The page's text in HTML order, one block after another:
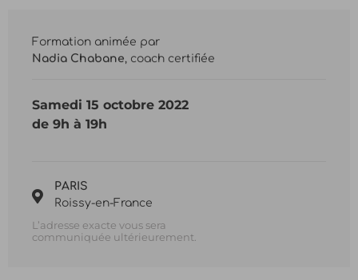
Formation animée par
Nadia Chabane, coach certifiée
Samedi 15 octobre 2022
de 9h à 19h
PARIS
Roissy-en-France
L’adresse exacte vous sera
communiquée ultérieurement.